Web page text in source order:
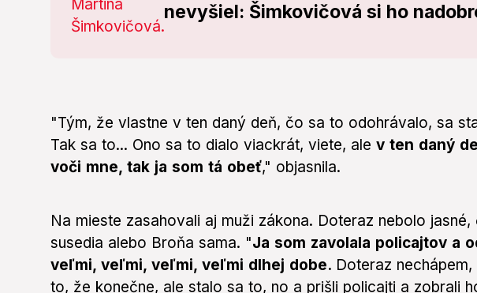
nevyšiel: Šimkovičová si ho
"Tým, že vlastne v ten daný deň, čo sa to odohrávalo, sa
Tak sa to... Ono sa to dialo viackrát, viete, ale v ten daný
voči mne, tak ja som tá obeť," objasnila.
Na mieste zasahovali aj muži zákona. Doteraz nebolo
susedia alebo Broňa sama. "Ja som zavolala policajtov a
veľmi, veľmi, veľmi, veľmi dlhej dobe. Doteraz
to, že konečne, ale stalo sa to, no a prišli policajti a zobrali